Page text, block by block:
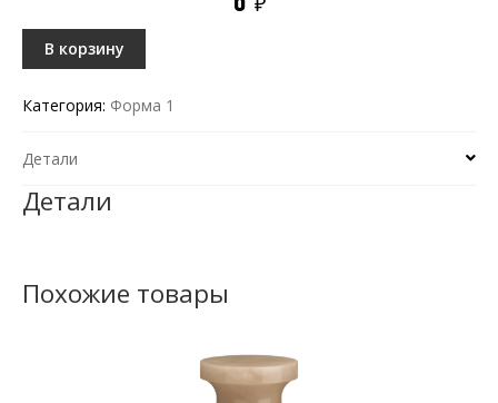
В корзину
Категория: Форма 1
Детали
Детали
Похожие товары